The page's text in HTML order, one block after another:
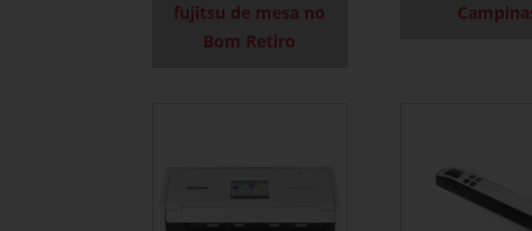
fujitsu de mesa no
Bom Retiro